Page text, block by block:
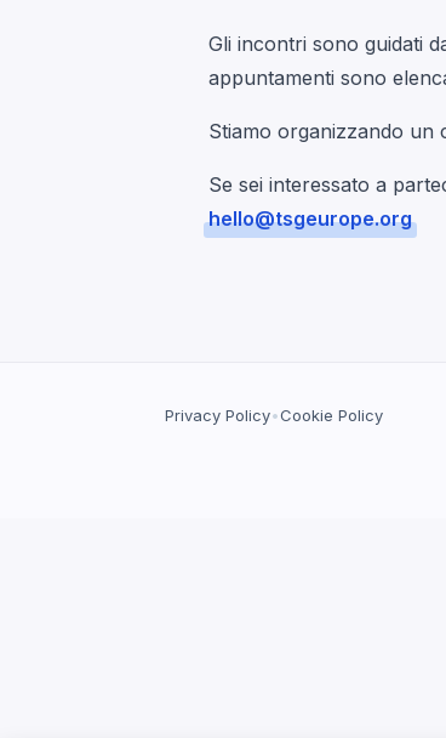
Gli incontri sono guidati
appuntamenti sono
Stiamo organizzando un
Se sei interessato a
hello@tsgeurope.org
Privacy Policy•Cookie Policy